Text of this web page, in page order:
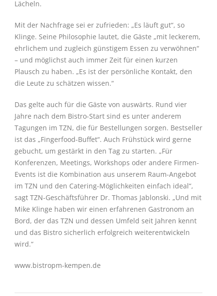
Lächeln.
Mit der Nachfrage sei er zufrieden: „Es läuft gut“, so
Klinge. Seine Philosophie lautet, die Gäste „mit leckerem,
ehrlichem und zugleich günstigem Essen zu verwöhnen“
– und möglichst auch immer Zeit für einen kurzen
Plausch zu haben. „Es ist der persönliche Kontakt, den
die Leute zu schätzen wissen.“
Das gelte auch für die Gäste von auswärts. Rund vier
Jahre nach dem Bistro-Start sind es unter anderem
Tagungen im TZN, die für Bestellungen sorgen. Bestseller
ist das „Fingerfood-Buffet“. Auch Frühstück wird gerne
gebucht, um gestärkt in den Tag zu starten. „Für
Konferenzen, Meetings, Workshops oder andere Firmen-
Events ist die Kombination aus unserem Raum-Angebot
im TZN und den Catering-Möglichkeiten einfach ideal“,
sagt TZN-Geschäftsführer Dr. Thomas Jablonski. „Und mit
Mike Klinge haben wir einen erfahrenen Gastronom an
Bord, der das TZN und dessen Umfeld seit Jahren kennt
und das Bistro sicherlich erfolgreich weiterentwickeln
wird.“
www.bistropm-kempen.de